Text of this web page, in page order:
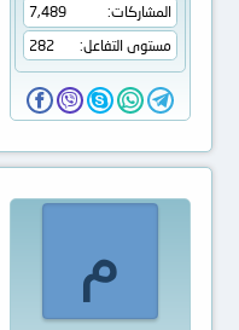
المشاركات
7,489
مستوى التفاعل
282
م